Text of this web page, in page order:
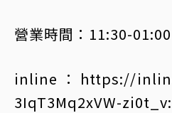
營業時間：11:30-01:00
inline：https://
3IqT3Mq2xVW-